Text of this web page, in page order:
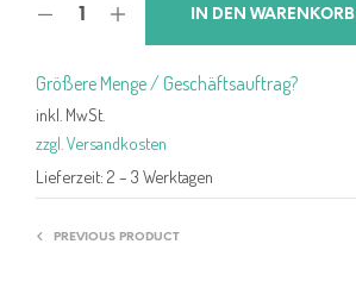
IN DEN WARENKORB
Größere Menge / Geschäftsauftrag?
inkl. MwSt.
zzgl. Versandkosten
Lieferzeit: 2 – 3 Werktagen
PREVIOUS PRODUCT